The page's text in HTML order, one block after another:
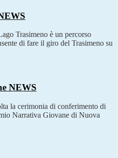
Trasimeno è un percorso
di fare il giro del Trasimeno su
NEWS
la cerimonia di conferimento di
Narrativa Giovane di Nuova